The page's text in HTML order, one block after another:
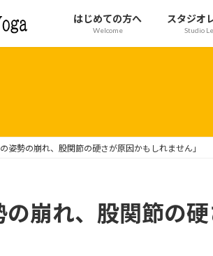
はじめての方へ
Welcome
スタジオ
Studio
の姿勢の崩れ、股関節の硬さが原因かもしれません」
の崩れ、股関節の